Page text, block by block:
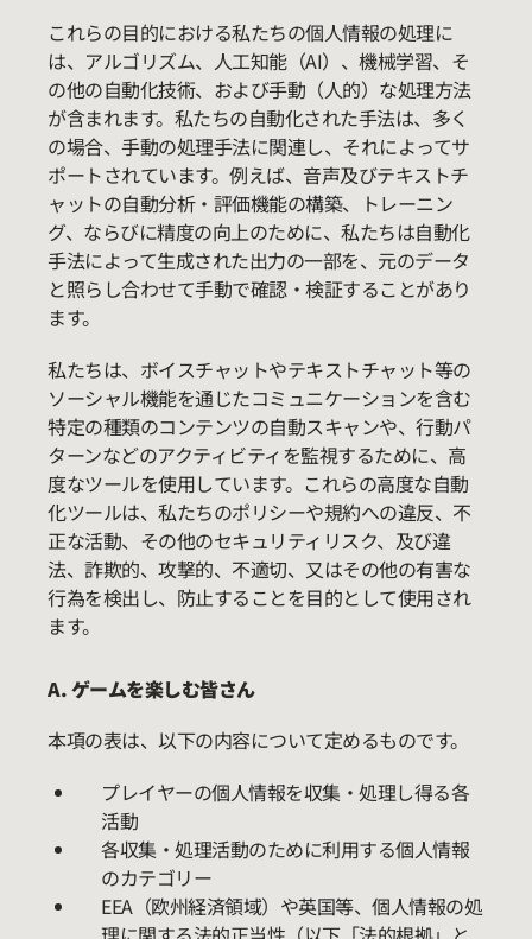
これらの目的における私たちの個人情報の処理に
は、アルゴリズム、人工知能（AI）、機械学習、そ
の他の自動化技術、および手動（人的）な処理方法
が含まれます。私たちの自動化された手法は、多く
の場合、手動の処理手法に関連し、それによってサ
ポートされています。例えば、音声及びテキストチ
ャットの自動分析・評価機能の構築、トレーニン
グ、ならびに精度の向上のために、私たちは自動化
手法によって生成された出力の一部を、元のデータ
と照らし合わせて手動で確認・検証することがあり
ます。
私たちは、ボイスチャットやテキストチャット等の
ソーシャル機能を通じたコミュニケーションを含む
特定の種類のコンテンツの自動スキャンや、行動パ
ターンなどのアクティビティを監視するために、高
度なツールを使用しています。これらの高度な自動
化ツールは、私たちのポリシーや規約への違反、不
正な活動、その他のセキュリティリスク、及び違
法、詐欺的、攻撃的、不適切、又はその他の有害な
行為を検出し、防止することを目的として使用され
ます。
A. ゲームを楽しむ皆さん
本項の表は、以下の内容について定めるものです。
プレイヤーの個人情報を収集・処理し得る各
活動
各収集・処理活動のために利用する個人情報
のカテゴリー
EEA（欧州経済領域）や英国等、個人情報の処